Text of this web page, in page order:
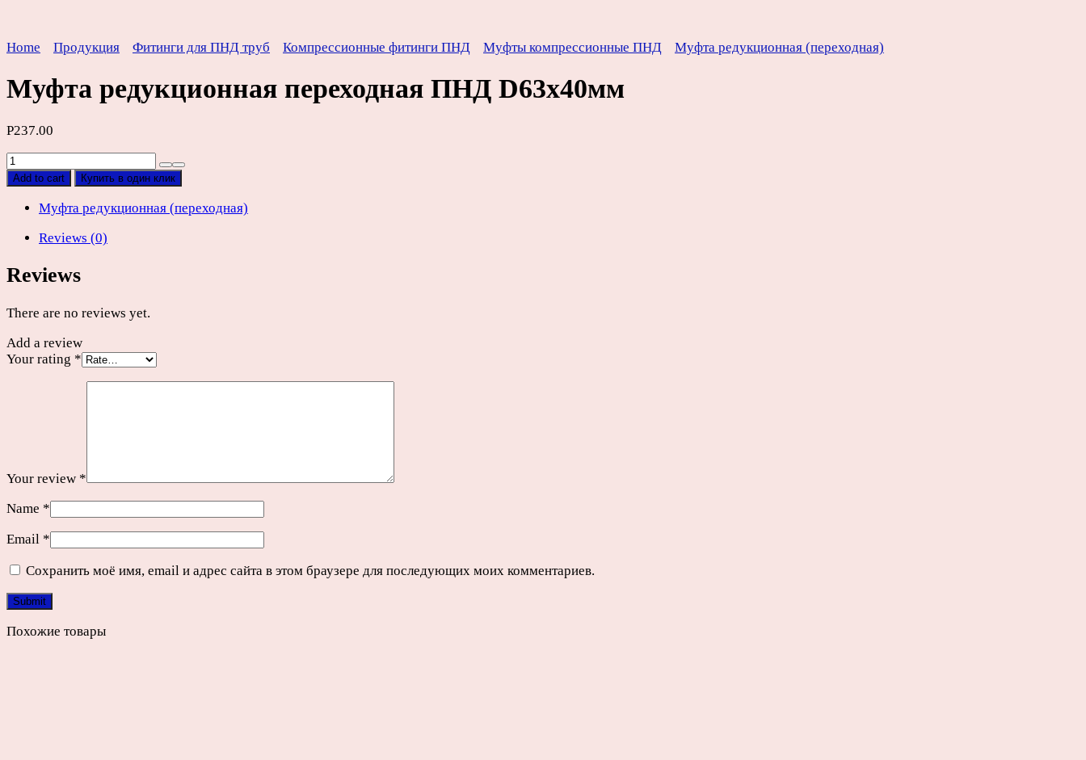
Home Продукция Фитинги для ПНД труб Компрессионные фитинги ПНД Муфты компрессионные ПНД Муфта редукционная (переходная)
Муфта редукционная переходная ПНД D63х40мм
Р237.00
Муфта
редукционная
ПНД
quantity
Add to cart Купить в один клик
Муфта редукционная (переходная)
Reviews (0)
Reviews
There are no reviews yet.
Add a review
Your rating *
Your review *
Name *
Email *
Сохранить моё имя, email и адрес сайта в этом браузере для последующих моих комментариев.
Похожие товары